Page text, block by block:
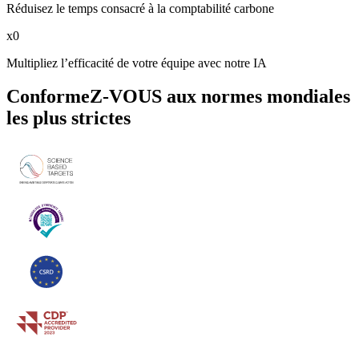
Réduisez le temps consacré à la comptabilité carbone
x0
Multipliez l’efficacité de votre équipe avec notre IA
ConformeZ-VOUS aux normes mondiales
les plus strictes